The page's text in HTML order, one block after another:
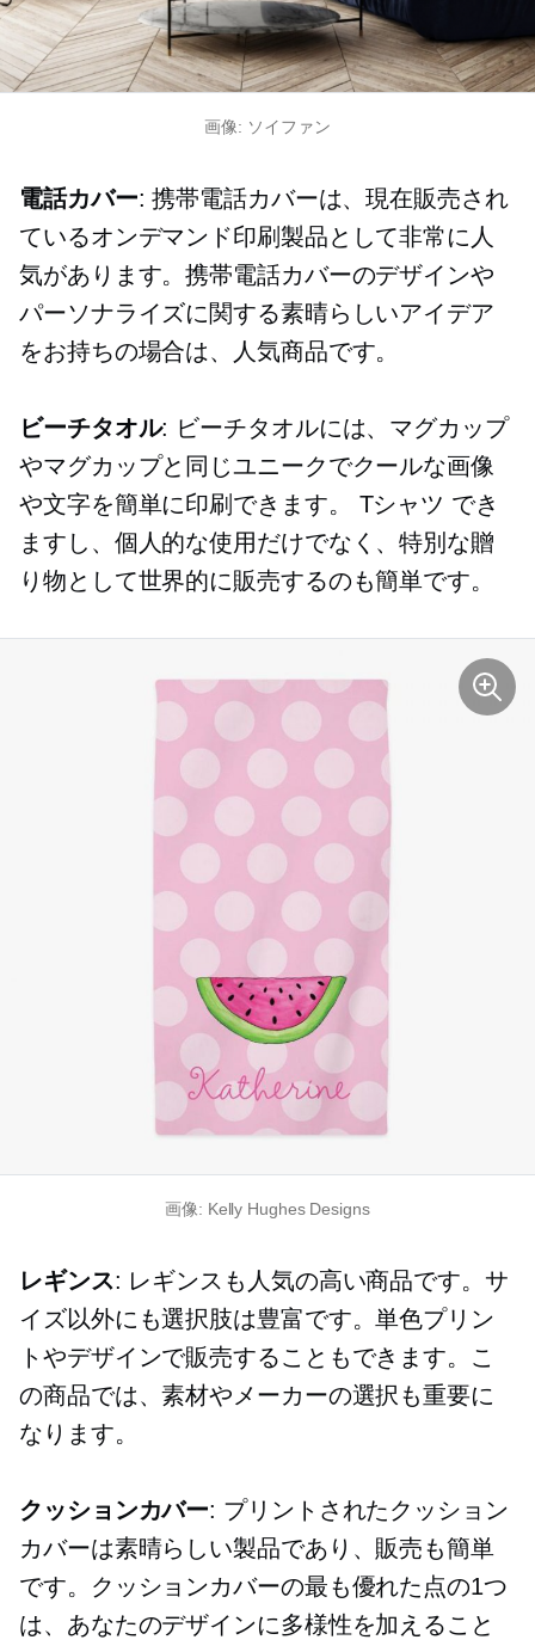
画像: ソイファン
電話カバー: 携帯電話カバーは、現在販売され
ているオンデマンド印刷製品として非常に人
気があります。携帯電話カバーのデザインや
パーソナライズに関する素晴らしいアイデア
をお持ちの場合は、人気商品です。
ビーチタオル: ビーチタオルには、マグカップ
やマグカップと同じユニークでクールな画像
や文字を簡単に印刷できます。 Tシャツ でき
ますし、個人的な使用だけでなく、特別な贈
り物として世界的に販売するのも簡単です。
画像: Kelly Hughes Designs
レギンス: レギンスも人気の高い商品です。サ
イズ以外にも選択肢は豊富です。単色プリン
トやデザインで販売することもできます。こ
の商品では、素材やメーカーの選択も重要に
なります。
クッションカバー: プリントされたクッション
カバーは素晴らしい製品であり、販売も簡単
です。クッションカバーの最も優れた点の1つ
は、あなたのデザインに多様性を加えること